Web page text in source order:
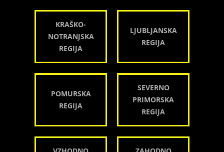
KRAŠKO-
NOTRANJSKA
REGIJA
LJUBLJANSKA
REGIJA
POMURSKA
REGIJA
SEVERNO
PRIMORSKA
REGIJA